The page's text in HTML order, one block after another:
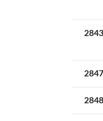
2843
2847
2848